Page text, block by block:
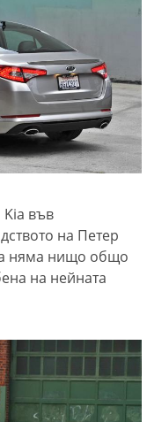
във
на Петер
няма нищо общо
на нейната